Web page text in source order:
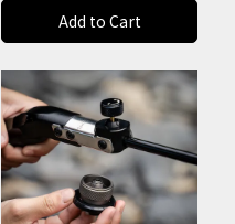
Add to Cart